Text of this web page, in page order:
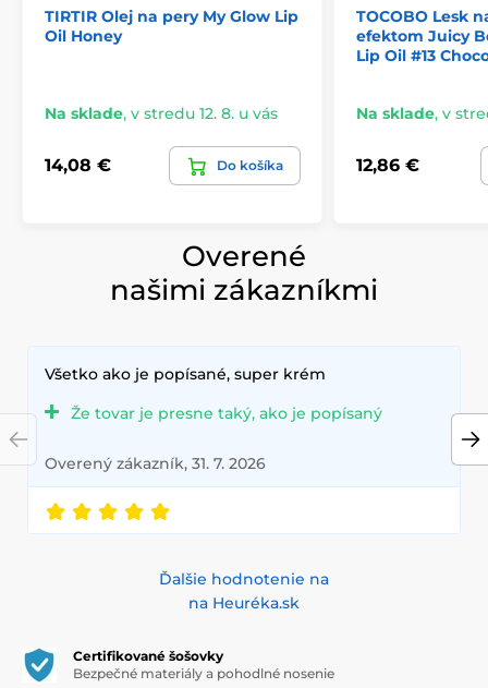
TIRTIR Olej na pery My Glow Lip
Oil Honey
Na sklade, v stredu 12. 8. u vás
14,08 € Do košíka
TOCOBO Lesk
efektom Juicy
Lip Oil #13
Na sklade, v
12,86 €
Overené
našimi zákazníkmi
Všetko ako je popísané, super krém
Že tovar je presne taký, ako je popísaný
Overený zákazník, 31. 7. 2026
Ďalšie hodnotenie na
na Heuréka.sk
Certifikované šošovky
Bezpečné materiály a pohodlné nosenie